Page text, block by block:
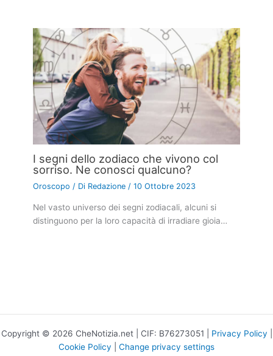
I segni dello zodiaco che vivono col
sorriso. Ne conosci qualcuno?
Oroscopo / Di Redazione /10 Ottobre 2023
Nel vasto universo dei segni zodiacali, alcuni si
distinguono per la loro capacità di irradiare gioia…
Copyright © 2026 CheNotizia.net | CIF: B76273051 | Privacy Policy
Cookie Policy
Change privacy settings